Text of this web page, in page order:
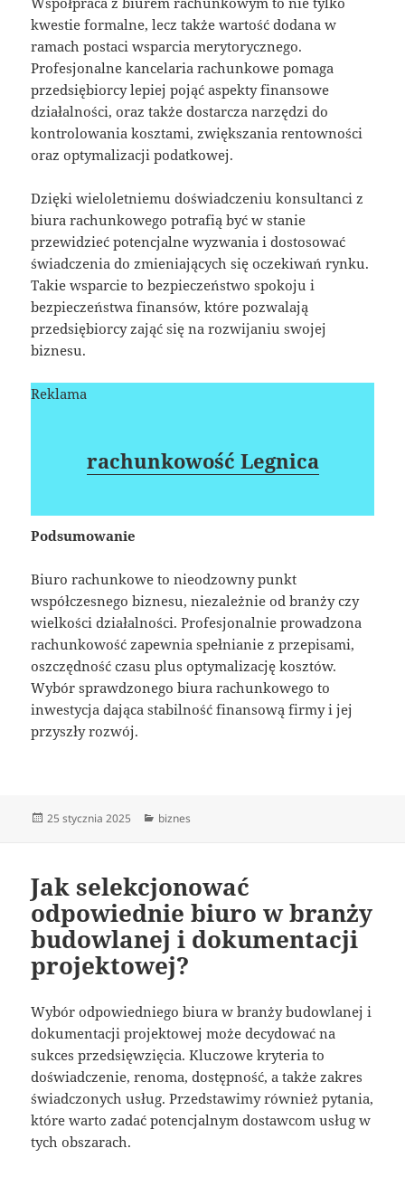
kwestie formalne, lecz także wartość dodana w
ramach postaci wsparcia merytorycznego.
Profesjonalne kancelaria rachunkowe pomaga
przedsiębiorcy lepiej pojąć aspekty finansowe
działalności, oraz także dostarcza narzędzi do
kontrolowania kosztami, zwiększania rentowności
oraz optymalizacji podatkowej.
Dzięki wieloletniemu doświadczeniu konsultanci z
biura rachunkowego potrafią być w stanie
przewidzieć potencjalne wyzwania i dostosować
świadczenia do zmieniających się oczekiwań rynku.
Takie wsparcie to bezpieczeństwo spokoju i
bezpieczeństwa finansów, które pozwalają
przedsiębiorcy zająć się na rozwijaniu swojej
biznesu.
Reklama
rachunkowość Legnica
Podsumowanie
Biuro rachunkowe to nieodzowny punkt
współczesnego biznesu, niezależnie od branży czy
wielkości działalności. Profesjonalnie prowadzona
rachunkowość zapewnia spełnianie z przepisami,
oszczędność czasu plus optymalizację kosztów.
Wybór sprawdzonego biura rachunkowego to
inwestycja dająca stabilność finansową firmy i jej
przyszły rozwój.
Data
25 stycznia 2025 Kategorie
biznes
Jak selekcjonować
odpowiednie biuro w branży
budowlanej i dokumentacji
projektowej?
Wybór odpowiedniego biura w branży budowlanej i
dokumentacji projektowej może decydować na
sukces przedsięwzięcia. Kluczowe kryteria to
doświadczenie, renoma, dostępność, a także zakres
świadczonych usług. Przedstawimy również pytania,
które warto zadać potencjalnym dostawcom usług w
tych obszarach.